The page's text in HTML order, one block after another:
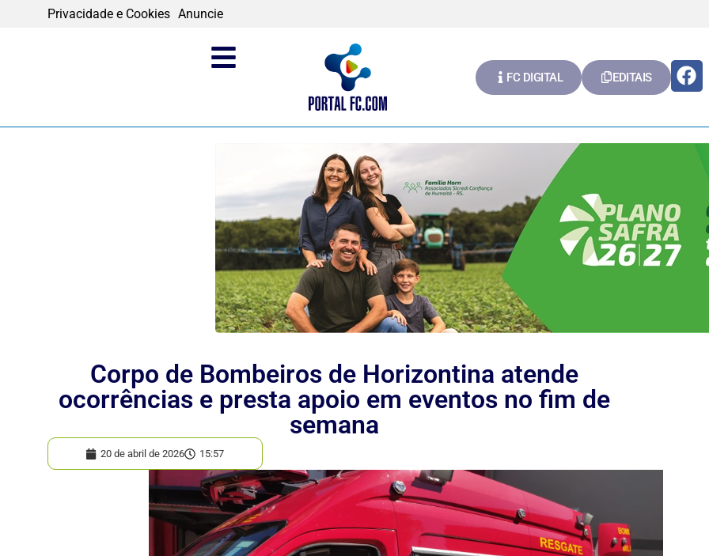
Privacidade e Cookies Anuncie
FC DIGITAL EDITAIS
Corpo de Bombeiros de Horizontina atende
ocorrências e presta apoio em eventos no fim de
semana
20 de abril de 2026 15:57